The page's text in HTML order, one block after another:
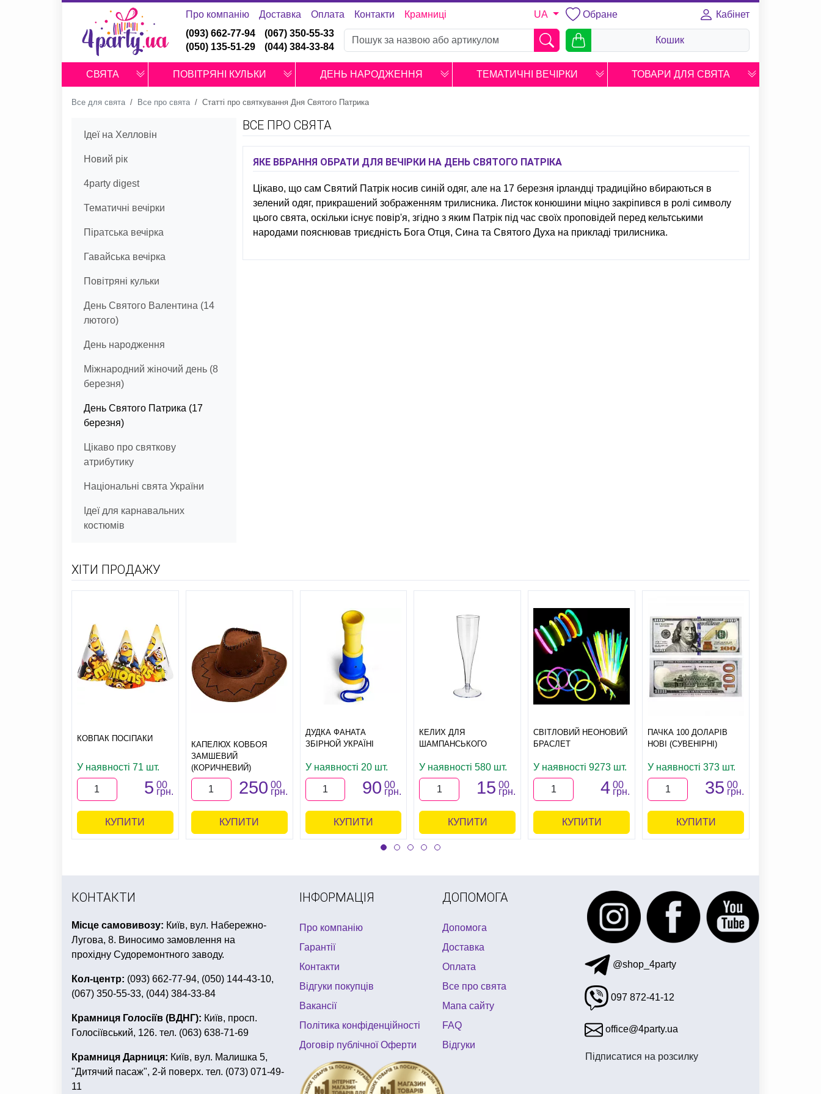
Про компанію Доставка Оплата Контакти Крамниці UA Обране
Кабінет
(093) 662-77-94
(050) 135-51-29
(067) 350-55-33
(044) 384-33-84
Кошик
СВЯТА ПОВІТРЯНІ КУЛЬКИ ДЕНЬ НАРОДЖЕННЯ ТЕМАТИЧНІ ВЕЧІРКИ ТОВАРИ ДЛЯ СВЯТА
Все для свята Все про свята Статті про святкування Дня Святого Патрика
Ідеї на Хелловін
Новий рік
4party digest
Тематичні вечірки
Піратська вечірка
Гавайська вечірка
Повітряні кульки
День Святого Валентина (14
лютого)
День народження
Міжнародний жіночий день (8
березня)
День Святого Патрика (17
березня)
Цікаво про святкову
атрибутику
Національні свята України
Ідеї для карнавальних
костюмів
ВСЕ ПРО СВЯТА
ЯКЕ ВБРАННЯ ОБРАТИ ДЛЯ ВЕЧІРКИ НА ДЕНЬ СВЯТОГО ПАТРІКА
Цікаво, що сам Святий Патрік носив синій одяг, але на 17 березня ірландці традиційно вбираються в
зелений одяг, прикрашений зображенням трилисника. Листок конюшини міцно закріпився в ролі символу
цього свята, оскільки існує повір'я, згідно з яким Патрік під час своїх проповідей перед кельтськими
народами пояснював триєдність Бога Отця, Сина та Святого Духа на прикладі трилисника.
ХІТИ ПРОДАЖУ
КОВПАК ПОСІПАКИ
У наявності 71 шт.
5 00
грн.
КУПИТИ
КАПЕЛЮХ КОВБОЯ
ЗАМШЕВИЙ
(КОРИЧНЕВИЙ)
250 00
грн.
КУПИТИ
ДУДКА ФАНАТА
ЗБІРНОЙ УКРАЇНІ
У наявності 20 шт.
90 00
грн.
КУПИТИ
КЕЛИХ ДЛЯ
ШАМПАНСЬКОГО
У наявності 580 шт.
15 00
грн.
КУПИТИ
СВІТЛОВИЙ НЕОНОВИЙ
БРАСЛЕТ
У наявності 9273 шт.
4 00
грн.
КУПИТИ
ПАЧКА 100 ДОЛАРІВ
НОВІ (СУВЕНІРНІ)
У наявності 373 шт.
35 00
грн.
КУПИТИ
КОНТАКТИ
Місце самовивозу: Київ, вул. Набережно-
Лугова, 8. Виносимо замовлення на
прохідну Судоремонтного заводу.
Кол-центр: (093) 662-77-94, (050) 144-43-10,
(067) 350-55-33, (044) 384-33-84
Крамниця Голосіїв (ВДНГ): Київ, просп.
Голосіївський, 126. тел. (063) 638-71-69
Крамниця Дарниця: Київ, вул. Малишка 5,
"Дитячий пасаж", 2-й поверх. тел. (073) 071-49-
11
ІНФОРМАЦІЯ
Про компанію
Гарантії
Контакти
Відгуки покупців
Вакансії
Політика конфіденційності
Договір публічної Оферти
ДОПОМОГА
Допомога
Доставка
Оплата
Все про свята
Мапа сайту
FAQ
Відгуки
@shop_4party
097 872-41-12
office@4party.ua
Підписатися на розсилку